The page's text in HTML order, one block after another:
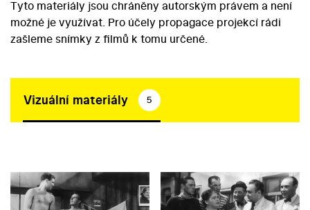
Tyto materiály jsou chráněny autorským právem a není
možné je využívat. Pro účely propagace projekcí rádi
zašleme snímky z filmů k tomu určené.
Vizuální materiály 5